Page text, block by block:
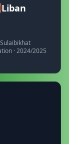
Liban
· 2024/2025